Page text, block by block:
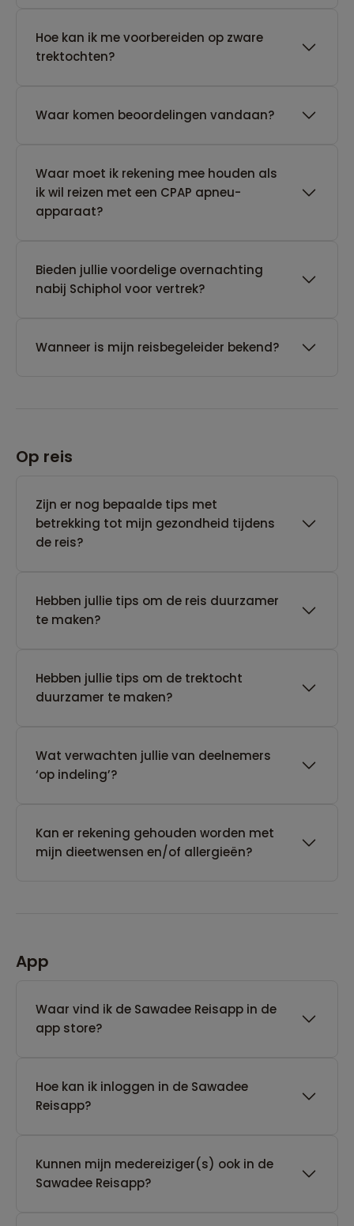
Hoe kan ik me voorbereiden op zware
trektochten?
Waar komen beoordelingen vandaan?
Waar moet ik rekening mee houden als
ik wil reizen met een CPAP apneu-
apparaat?
Bieden jullie voordelige overnachting
nabij Schiphol voor vertrek?
Wanneer is mijn reisbegeleider bekend?
Op reis
Zijn er nog bepaalde tips met
betrekking tot mijn gezondheid tijdens
de reis?
Hebben jullie tips om de reis duurzamer
te maken?
Hebben jullie tips om de trektocht
duurzamer te maken?
Wat verwachten jullie van deelnemers
‘op indeling’?
Kan er rekening gehouden worden met
mijn dieetwensen en/of allergieën?
App
Waar vind ik de Sawadee Reisapp in de
app store?
Hoe kan ik inloggen in de Sawadee
Reisapp?
Kunnen mijn medereiziger(s) ook in de
Sawadee Reisapp?